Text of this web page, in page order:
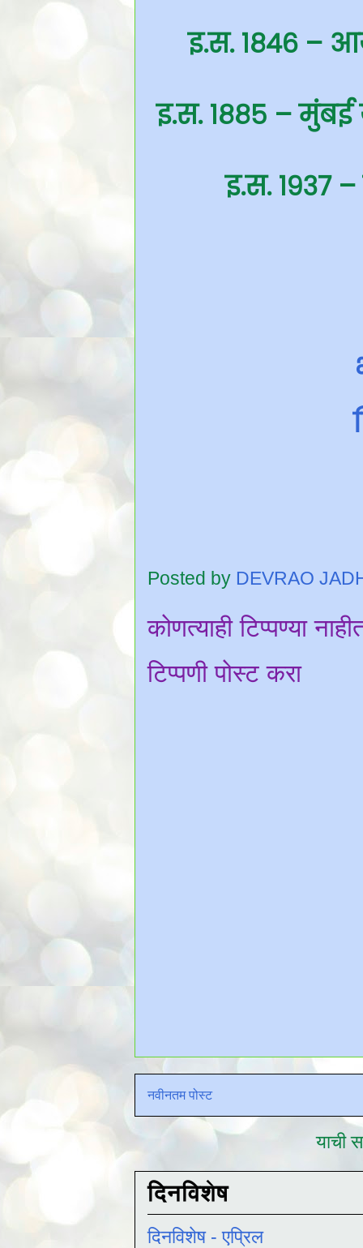
इ.स. १८४६ –
इ.स. १८८५ – मुंबई
इ.स. १९३७ –
Posted by DEVRAO
कोणत्याही टिप्पण्‍या
टिप्पणी पोस्ट करा
नवीनतम पोस्ट
याची
दिनविशेष
दिनविशेष - एप्रिल